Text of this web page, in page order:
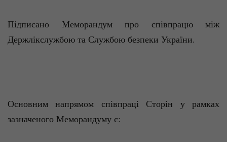
Підписано Меморандум про співпрацю між
Держлікслужбою та Службою безпеки України.
Основним напрямом співпраці Сторін у рамках
зазначеного Меморандуму є: